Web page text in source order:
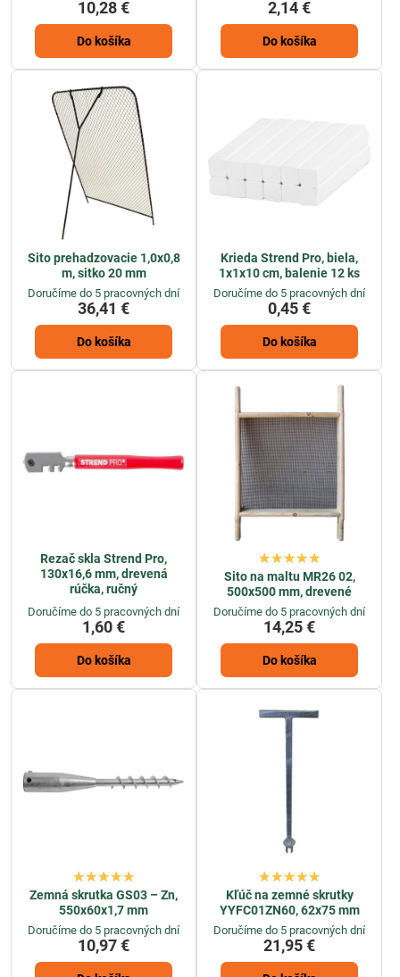
10,28 €
Do košíka
2,14 €
Do košíka
Sito prehadzovacie 1,0x0,8
m, sitko 20 mm
Doručíme do 5 pracovných dní
36,41 €
Do košíka
Krieda Strend Pro, biela,
1x1x10 cm, balenie 12 ks
Doručíme do 5 pracovných dní
0,45 €
Do košíka
Rezač skla Strend Pro,
130x16,6 mm, drevená
rúčka, ručný
Doručíme do 5 pracovných dní
1,60 €
Do košíka
Sito na maltu MR26 02,
500x500 mm, drevené
Doručíme do 5 pracovných dní
14,25 €
Do košíka
Zemná skrutka GS03 – Zn,
550x60x1,7 mm
Doručíme do 5 pracovných dní
10,97 €
Kľúč na zemné skrutky
YYFC01ZN60, 62x75 mm
Doručíme do 5 pracovných dní
21,95 €